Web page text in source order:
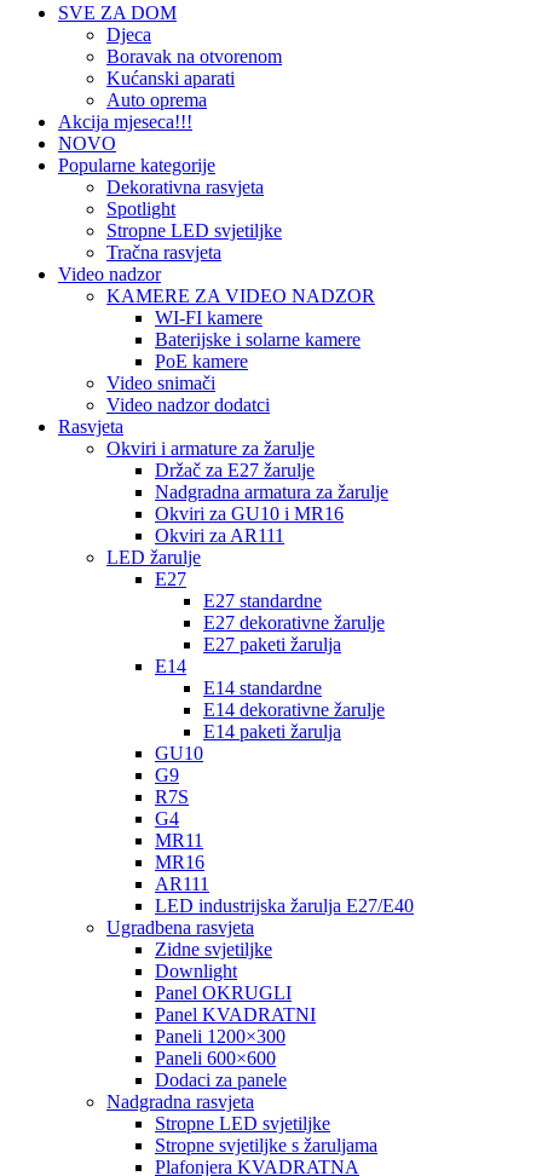
SVE ZA DOM
Djeca
Boravak na otvorenom
Kućanski aparati
Auto oprema
Akcija mjeseca!!!
NOVO
Popularne kategorije
Dekorativna rasvjeta
Spotlight
Stropne LED svjetiljke
Tračna rasvjeta
Video nadzor
KAMERE ZA VIDEO NADZOR
WI-FI kamere
Baterijske i solarne kamere
PoE kamere
Video snimači
Video nadzor dodatci
Rasvjeta
Okviri i armature za žarulje
Držač za E27 žarulje
Nadgradna armatura za žarulje
Okviri za GU10 i MR16
Okviri za AR111
LED žarulje
E27
E27 standardne
E27 dekorativne žarulje
E27 paketi žarulja
E14
E14 standardne
E14 dekorativne žarulje
E14 paketi žarulja
GU10
G9
R7S
G4
MR11
MR16
AR111
LED industrijska žarulja E27/E40
Ugradbena rasvjeta
Zidne svjetiljke
Downlight
Panel OKRUGLI
Panel KVADRATNI
Paneli 1200×300
Paneli 600×600
Dodaci za panele
Nadgradna rasvjeta
Stropne LED svjetiljke
Stropne svjetiljke s žaruljama
Plafonjera KVADRATNA